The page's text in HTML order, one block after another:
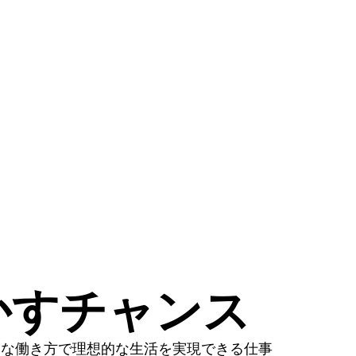
チャンス
働き方で理想的な生活を実現できる仕事